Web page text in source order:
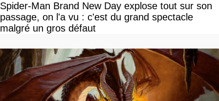
Spider-Man Brand New Day explose tout sur son
passage, on l'a vu : c'est du grand spectacle
malgré un gros défaut